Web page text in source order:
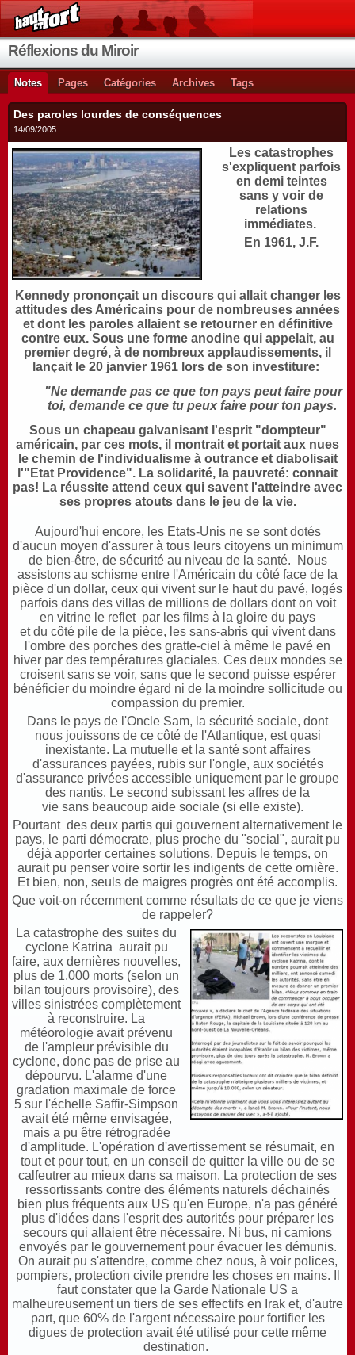
Réflexions du Miroir
Notes Pages Catégories Archives Tags
Des paroles lourdes de conséquences
14/09/2005
Les catastrophes
s'expliquent parfois
en demi teintes
sans y voir de
relations
immédiates.
En 1961, J.F.
Kennedy prononçait un discours qui allait changer les
attitudes des Américains pour de nombreuses années
et dont les paroles allaient se retourner en définitive
contre eux. Sous une forme anodine qui appelait, au
premier degré, à de nombreux applaudissements, il
lançait le 20 janvier 1961 lors de son investiture:
"Ne demande pas ce que ton pays peut faire pour
toi, demande ce que tu peux faire pour ton pays.
Sous un chapeau galvanisant l'esprit "dompteur"
américain, par ces mots, il montrait et portait aux nues
le chemin de l'individualisme à outrance et diabolisait
l'"Etat Providence". La solidarité, la pauvreté: connait
pas! La réussite attend ceux qui savent l'atteindre avec
ses propres atouts dans le jeu de la vie.
Aujourd'hui encore, les Etats-Unis ne se sont dotés
d'aucun moyen d'assurer à tous leurs citoyens un minimum
de bien-être, de sécurité au niveau de la santé. Nous
assistons au schisme entre l'Américain du côté face de la
pièce d'un dollar, ceux qui vivent sur le haut du pavé, logés
parfois dans des villas de millions de dollars dont on voit
en vitrine le reflet par les films à la gloire du pays
et du côté pile de la pièce, les sans-abris qui vivent dans
l'ombre des porches des gratte-ciel à même le pavé en
hiver par des températures glaciales. Ces deux mondes se
croisent sans se voir, sans que le second puisse espérer
bénéficier du moindre égard ni de la moindre sollicitude ou
compassion du premier.
Dans le pays de l'Oncle Sam, la sécurité sociale, dont
nous jouissons de ce côté de l'Atlantique, est quasi
inexistante. La mutuelle et la santé sont affaires
d'assurances payées, rubis sur l'ongle, aux sociétés
d'assurance privées accessible uniquement par le groupe
des nantis. Le second subissant les affres de la
vie sans beaucoup aide sociale (si elle existe).
Pourtant des deux partis qui gouvernent alternativement le
pays, le parti démocrate, plus proche du "social", aurait pu
déjà apporter certaines solutions. Depuis le temps, on
aurait pu penser voire sortir les indigents de cette ornière.
Et bien, non, seuls de maigres progrès ont été accomplis.
Que voit-on récemment comme résultats de ce que je viens
de rappeler?
La catastrophe des suites du
cyclone Katrina aurait pu
faire, aux dernières nouvelles,
plus de 1.000 morts (selon un
bilan toujours provisoire), des
villes sinistrées complètement
à reconstruire. La
météorologie avait prévenu
de l'ampleur prévisible du
cyclone, donc pas de prise au
dépourvu. L'alarme d'une
gradation maximale de force
5 sur l'échelle Saffir-Simpson
avait été même envisagée,
mais a pu être rétrogradée
d'amplitude. L'opération d'avertissement se résumait, en
tout et pour tout, en un conseil de quitter la ville ou de se
calfeutrer au mieux dans sa maison. La protection de ses
ressortissants contre des éléments naturels déchainés
bien plus fréquents aux US qu'en Europe, n'a pas généré
plus d'idées dans l'esprit des autorités pour préparer les
secours qui allaient être nécessaire. Ni bus, ni camions
envoyés par le gouvernement pour évacuer les démunis.
On aurait pu s'attendre, comme chez nous, à voir polices,
pompiers, protection civile prendre les choses en mains. Il
faut constater que la Garde Nationale US a
malheureusement un tiers de ses effectifs en Irak et, d'autre
part, que 60% de l'argent nécessaire pour fortifier les
digues de protection avait été utilisé pour cette même
destination.